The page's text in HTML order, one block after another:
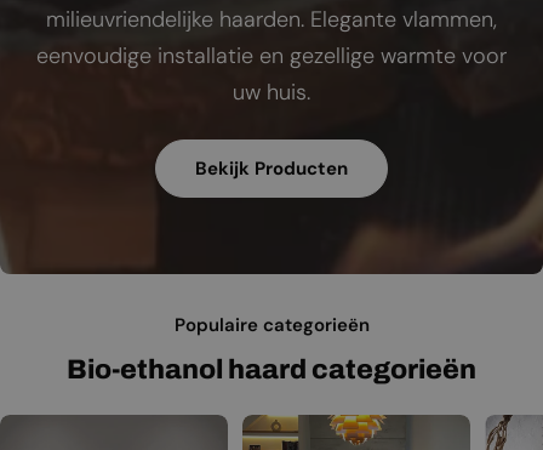
milieuvriendelijke haarden. Elegante vlammen,
eenvoudige installatie en gezellige warmte voor
uw huis.
Bekijk Producten
Populaire categorieën
Bio-ethanol haard categorieën